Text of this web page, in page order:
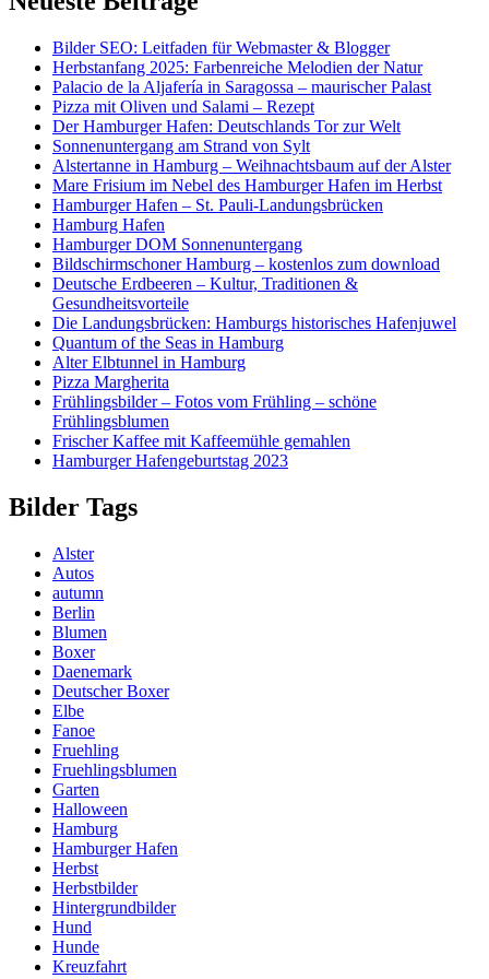
Bilder SEO: Leitfaden für Webmaster & Blogger
Herbstanfang 2025: Farbenreiche Melodien der Natur
Palacio de la Aljafería in Saragossa – maurischer Palast
Pizza mit Oliven und Salami – Rezept
Der Hamburger Hafen: Deutschlands Tor zur Welt
Sonnenuntergang am Strand von Sylt
Alstertanne in Hamburg – Weihnachtsbaum auf der Alster
Mare Frisium im Nebel des Hamburger Hafen im Herbst
Hamburger Hafen – St. Pauli-Landungsbrücken
Hamburg Hafen
Hamburger DOM Sonnenuntergang
Bildschirmschoner Hamburg – kostenlos zum download
Deutsche Erdbeeren – Kultur, Traditionen &
Gesundheitsvorteile
Die Landungsbrücken: Hamburgs historisches Hafenjuwel
Quantum of the Seas in Hamburg
Alter Elbtunnel in Hamburg
Pizza Margherita
Frühlingsbilder – Fotos vom Frühling – schöne
Frühlingsblumen
Frischer Kaffee mit Kaffeemühle gemahlen
Hamburger Hafengeburtstag 2023
Bilder Tags
Alster
Autos
autumn
Berlin
Blumen
Boxer
Daenemark
Deutscher Boxer
Elbe
Fanoe
Fruehling
Fruehlingsblumen
Garten
Halloween
Hamburg
Hamburger Hafen
Herbst
Herbstbilder
Hintergrundbilder
Hund
Hunde
Kreuzfahrt